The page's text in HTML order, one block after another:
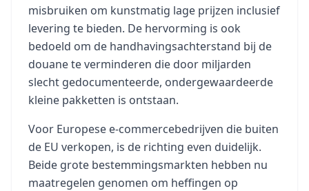
misbruiken om kunstmatig lage prijzen inclusief
levering te bieden. De hervorming is ook
bedoeld om de handhavingsachterstand bij de
douane te verminderen die door miljarden
slecht gedocumenteerde, ondergewaardeerde
kleine pakketten is ontstaan.
Voor Europese e-commercebedrijven die buiten
de EU verkopen, is de richting even duidelijk.
Beide grote bestemmingsmarkten hebben nu
maatregelen genomen om heffingen op